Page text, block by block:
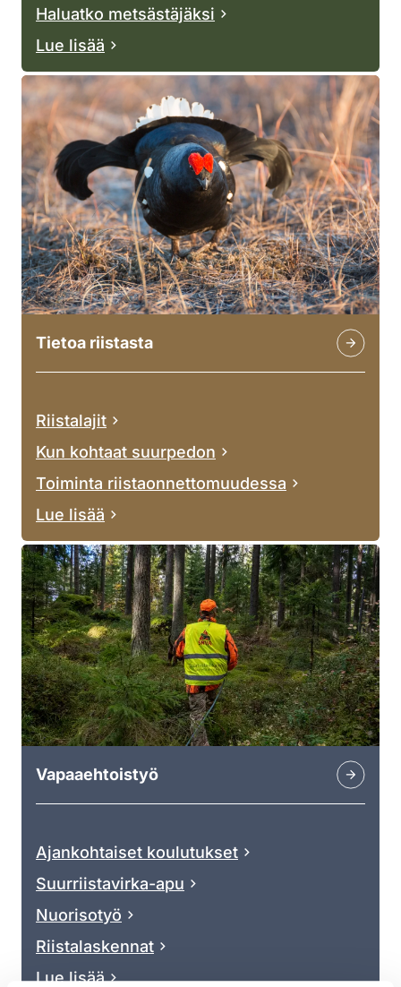
Haluatko metsästäjäksi
Lue lisää
Tietoa riistasta
Riistalajit
Kun kohtaat suurpedon
Toiminta riistaonnettomuudessa
Lue lisää
Vapaaehtoistyö
Ajankohtaiset koulutukset
Suurriistavirka-apu
Nuorisotyö
Riistalaskennat
Lue lisää